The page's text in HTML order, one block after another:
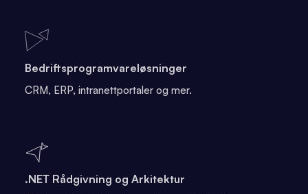
Bedriftsprogramvareløsninger
CRM, ERP, intranettportaler og mer.
.NET Rådgivning og Arkitektur